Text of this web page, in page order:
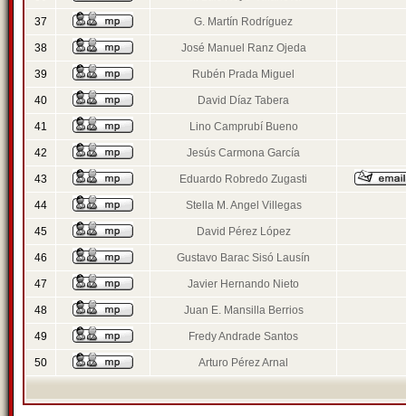
37 G. Martín Rodríguez
38 José Manuel Ranz Ojeda
39 Rubén Prada Miguel
40 David Díaz Tabera
41 Lino Camprubí Bueno
42 Jesús Carmona García
43 Eduardo Robredo Zugasti
44 Stella M. Angel Villegas
45 David Pérez López
46 Gustavo Barac Sisó Lausín
47 Javier Hernando Nieto
48 Juan E. Mansilla Berrios
49 Fredy Andrade Santos
50 Arturo Pérez Arnal